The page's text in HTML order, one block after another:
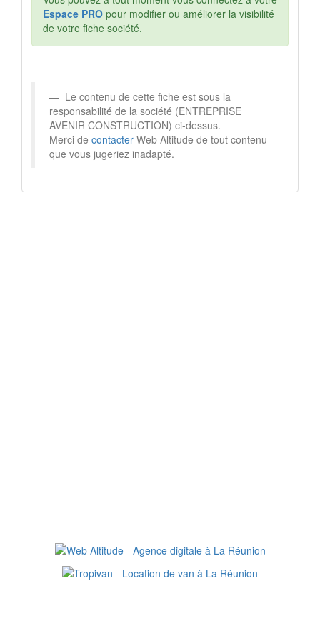
Espace PRO pour modifier ou améliorer la visibilité
de votre fiche société.
Le contenu de cette fiche est sous la
responsabilité de la société (ENTREPRISE
AVENIR CONSTRUCTION) ci-dessus.
Merci de contacter Web Altitude de tout contenu
que vous jugeriez inadapté.